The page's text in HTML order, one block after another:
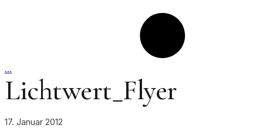
…
Lichtwert_Flyer
17. Januar 2012